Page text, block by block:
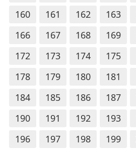
160
161 162 163
166
167 168 169
172
173 174 175
178
179 180 181
184
185 186 187
190
191 192 193
196
197 198 199